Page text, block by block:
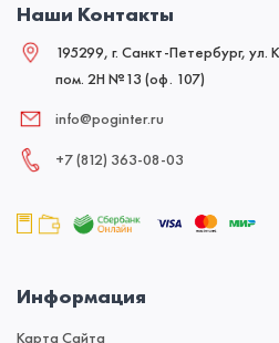
Наши Контакты
195299, г. Санкт-Петербург,
пом. 2Н №13 (оф. 107)
info@poginter.ru
+7 (812) 363‑08‑03
Информация
Карта Сайта